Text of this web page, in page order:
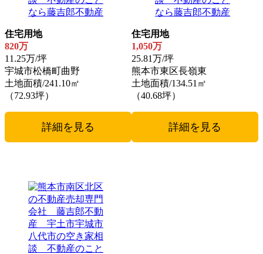
住宅用地
820万
11.25万/坪
宇城市松橋町曲野
土地面積/241.10㎡
（72.93坪）
詳細を見る
住宅用地
1,050万
25.81万/坪
熊本市東区長嶺東
土地面積/134.51㎡
（40.68坪）
詳細を見る